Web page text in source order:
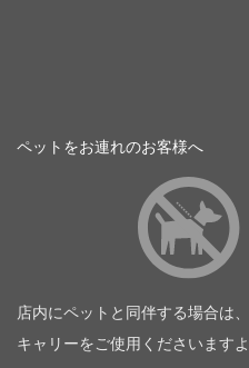
ペットをお連れのお客様へ
店内にペットと同伴する場合は
キャリーをご使用くださいます